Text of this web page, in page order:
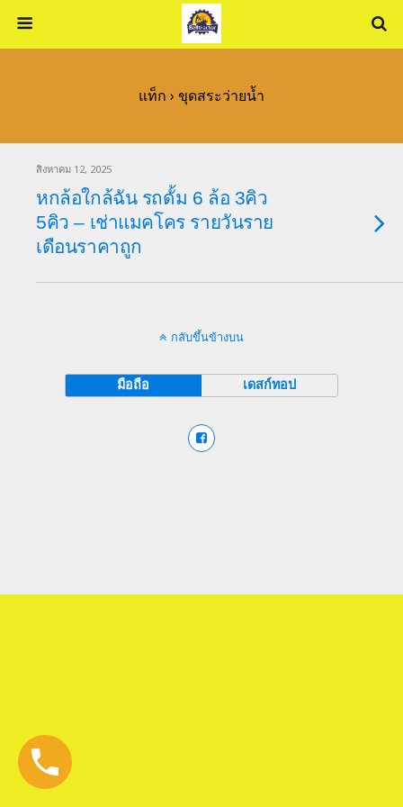
แท็ก › ขุดสระว่ายน้ำ
สิงหาคม 12, 2025
หกล้อใกล้ฉัน รถดั้ม 6 ล้อ 3คิว
5คิว – เช่าแมคโคร รายวันราย
เดือนราคาถูก
กลับขึ้นข้างบน
มือถือ เดสก์ทอป